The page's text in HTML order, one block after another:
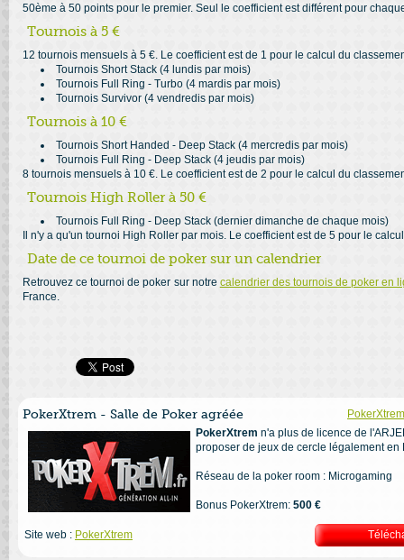
50ème à 50 points pour le premier. Seul le coefficient est différent pour
Tournois à 5 €
12 tournois mensuels à 5 €. Le coefficient est de 1 pour le calcul du
Tournois Short Stack (4 lundis par mois)
Tournois Full Ring - Turbo (4 mardis par mois)
Tournois Survivor (4 vendredis par mois)
Tournois à 10 €
Tournois Short Handed - Deep Stack (4 mercredis par mois)
Tournois Full Ring - Deep Stack (4 jeudis par mois)
8 tournois mensuels à 10 €. Le coefficient est de 2 pour le calcul du
Tournois High Roller à 50 €
Tournois Full Ring - Deep Stack (dernier dimanche de chaque mois)
Il n'y a qu'un tournoi High Roller par mois. Le coefficient est de 5 pour le
Date de ce tournoi de poker sur un calendrier
Retrouvez ce tournoi de poker sur notre calendrier des tournois de poker en
France.
PokerXtrem - Salle de Poker agréée
PokerXtrem n'a plus de licence de
proposer de jeux de cercle légalement en
Réseau de la poker room : Microgaming
Bonus PokerXtrem: 500 €
Site web : PokerXtrem